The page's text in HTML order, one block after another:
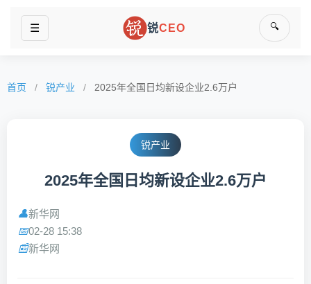
☰ 锐CEO 🔍
首页 / 锐产业 / 2025年全国日均新设企业2.6万户
锐产业
2025年全国日均新设企业2.6万户
👤新华网
📅02-28 15:38
📰新华网